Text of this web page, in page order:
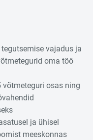
vajadus ja
oma töö
võtmeteguri osas ning
ja ühisel
meeskonnas